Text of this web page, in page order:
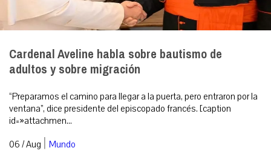
Cardenal Aveline habla sobre bautismo de
adultos y sobre migración
“Preparamos el camino para llegar a la puerta, pero entraron por la
ventana”, dice presidente del episcopado francés. [caption
id=»attachmen...
06 / Aug | Mundo